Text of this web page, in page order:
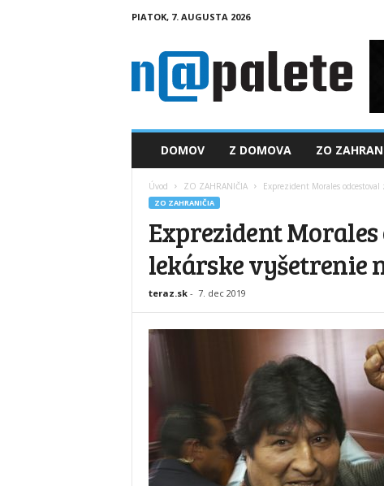
PIATOK, 7. AUGUSTA 2026
a
DOMOV Z DOMOVA ZO
Úvod ZO ZAHRANIČIA Exprezident Morales
ZO ZAHRANIČIA
Exprezident
lekárske vyšetrenie
teraz.sk- 7. dec 2019